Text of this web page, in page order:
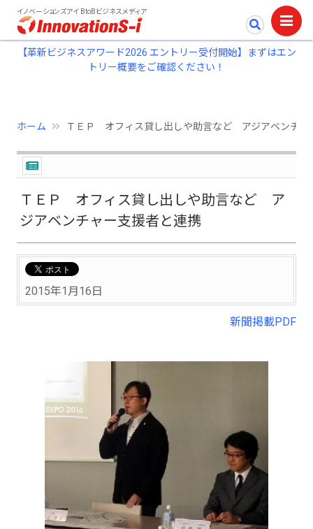
イノベーションズアイ BtoBビジネスメディア
【革新ビジネスアワード2026 エントリー受付開始】まずはエン
トリー概要をご確認ください！
ホーム ＴＥＰ オフィス貸し出しや助言など アジアベンチャ
ＴＥＰ オフィス貸し出しや助言など ア
ジアベンチャー支援者と連携
2015年1月16日
新聞掲載PDF